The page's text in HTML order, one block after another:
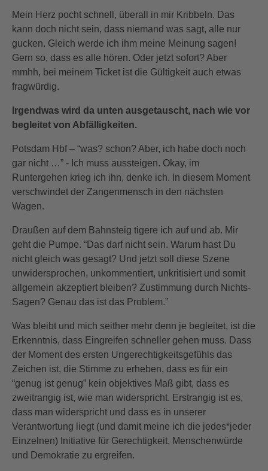
Mein Herz pocht schnell, überall in mir Kribbeln. Das
kann doch nicht sein, dass niemand was sagt, alle nur
gucken. Gleich werde ich ihm meine Meinung sagen!
Gern so, dass es alle hören. Oder jetzt sofort? Aber
mmhh, bei meinem Ticket ist die Gültigkeit auch etwas
fragwürdig.
Irgendwas wird da unten ausgetauscht, nach wie vor
begleitet von Abfälligkeiten.
Potsdam Hbf – “was? schon? Aber, ich habe doch noch
gar nicht …” - Ich muss aussteigen. Okay, im
Runtergehen krieg ich ihn, denke ich. In diesem Moment
verschwindet der Zangenmensch in den nächsten
Wagen.
Draußen auf dem Bahnsteig tigere ich auf und ab. Mir
geht die Pumpe. “Das darf nicht sein. Warum hast Du
nicht gleich was gesagt? Und jetzt soll diese Szene
unwidersprochen, unkommentiert, unkritisiert und somit
allgemein akzeptiert bleiben? Zustimmung durch Nichts-
Sagen? Genau das ist das Problem.”
Was bleibt und mich seither mehr denn je begleitet, ist die
Erkenntnis, dass Eingreifen schneller gehen muss. Dass
der Moment des ersten Ungerechtigkeitsgefühls das
Zeichen ist, die Stimme zu erheben, dass es für ein
“genug ist genug” kein objektives Maß gibt, dass es
zweitrangig ist, wie man widerspricht. Erstrangig ist es,
dass man widerspricht und dass es in unserer
Verantwortung liegt (und damit meine ich die jedes*jeder
Einzelnen) Initiative für Gerechtigkeit, Menschenwürde
und Demokratie zu ergreifen.